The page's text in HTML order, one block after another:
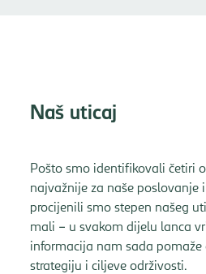
Naš uticaj
Pošto smo identifikovali četiri
najvažnije za naše poslovanje
procijenili smo stepen našeg
mali – u svakom dijelu lanca
informacija nam sada
strategiju i ciljeve održivosti.